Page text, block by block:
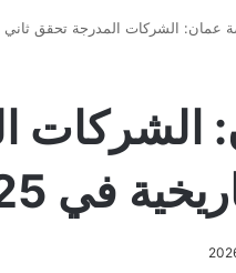
عمان: الشركات المدرجة تحقق ثاني
الشركات
في 2025